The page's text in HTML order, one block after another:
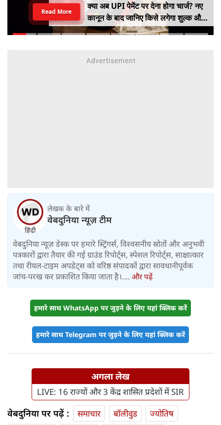
क्या अब UPI पेमेंट पर देना होगा चार्ज? नए
कानून के बाद जानिए किसे लगेगा शुल्क और
किसे नहीं
Read More
लेखक के बारे में
वेबदुनिया न्यूज़ टीम
वेबदुनिया न्यूज़ डेस्क पर हमारे स्ट्रिंगर्स, विश्वसनीय स्रोतों और अनुभवी
पत्रकारों द्वारा तैयार की गई ग्राउंड रिपोर्ट्स, स्पेशल रिपोर्ट्स, साक्षात्कार
तथा रीयल-टाइम अपडेट्स को वरिष्ठ संपादकों द्वारा सावधानीपूर्वक
जांच-परख कर प्रकाशित किया जाता है।.... और पढ़ें
हमारे साथ WhatsApp पर जुड़ने के लिए यहां क्लिक करें
हमारे साथ Telegram पर जुड़ने के लिए यहां क्लिक करें
अगला लेख
LIVE: 16 राज्यों और 3 केंद्र शासित प्रदेशों में SIR
वेबदुनिया पर पढ़ें : समाचार बॉलीवुड
ज्योतिष